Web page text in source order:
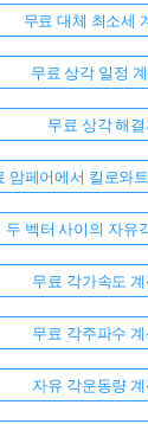
무료 대체 최소세
무료 상각 일정
무료 상각 해
암페어에서 킬로와
두 벡터 사이의 자유
무료 각가속도 계
무료 각주파수 계
자유 각운동량 계